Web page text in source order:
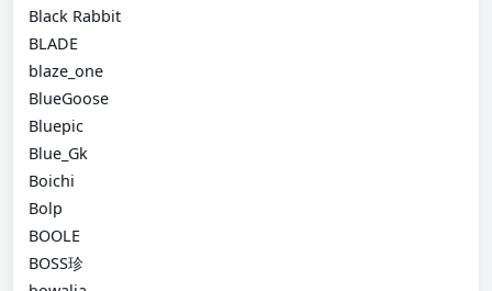
Black Rabbit
BLADE
blaze_one
BlueGoose
Bluepic
Blue_Gk
Boichi
Bolp
BOOLE
BOSS珍